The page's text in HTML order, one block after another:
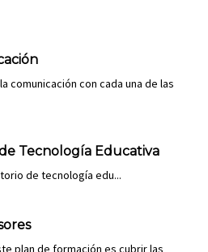
comunicación con cada una de las
Tecnología Educativa
de tecnología edu...
plan de formación es cubrir las